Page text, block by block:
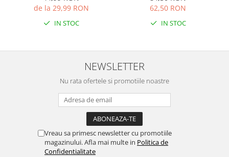
de la 29,99 RON
IN STOC
62,50 RON
IN STOC
NEWSLETTER
Nu rata ofertele si promotiile noastre
Vreau sa primesc newsletter cu promotiile
magazinului. Afla mai multe in Politica de
Confidentialitate